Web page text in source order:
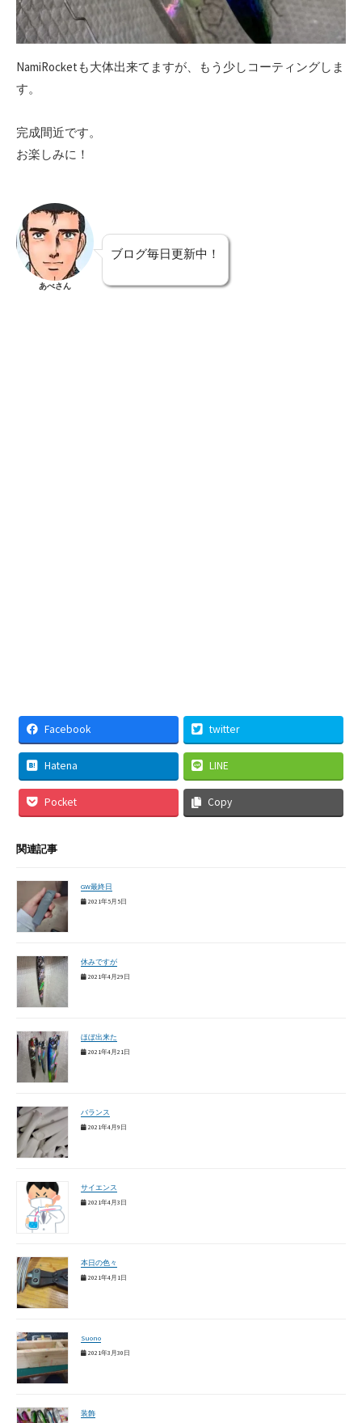
NamiRocketも大体出来てますが、もう少しコーティングしま
す。
完成間近です。
お楽しみに！
あべさん
ブログ毎日更新中！
Facebook twitter
Hatena LINE
Pocket Copy
関連記事
GW最終日
2021年5月5日
休みですが
2021年4月29日
ほぼ出来た
2021年4月21日
バランス
2021年4月9日
サイエンス
2021年4月3日
本日の色々
2021年4月1日
Suono
2021年3月30日
装飾